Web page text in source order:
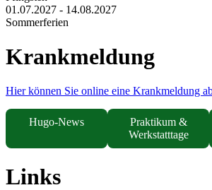
01.07.2027 - 14.08.2027
Sommerferien
Krankmeldung
Hier können Sie online eine Krankmeldung
Hugo-News
Praktikum &
Werkstatttage
Links